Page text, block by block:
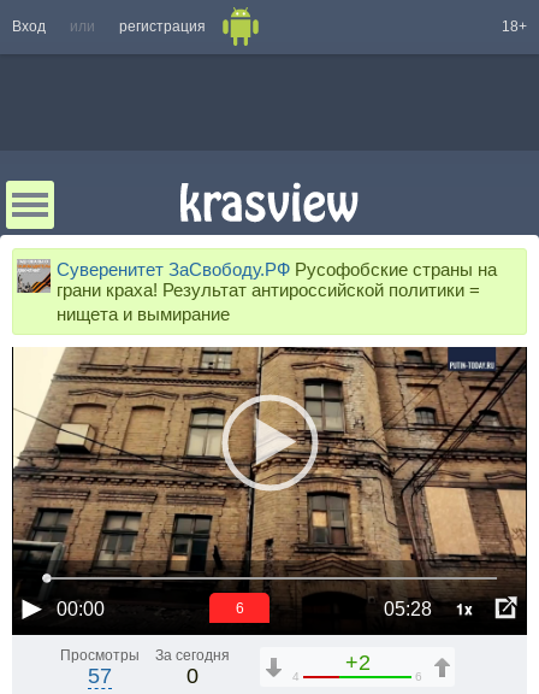
Вход или регистрация 18+
Суверенитет ЗаСвободу.РФ Русофобские страны на
грани краха! Результат антироссийской политики =
нищета и вымирание
00:00 05:28 1x
6
Просмотры
57
За сегодня
0
+2
4 6